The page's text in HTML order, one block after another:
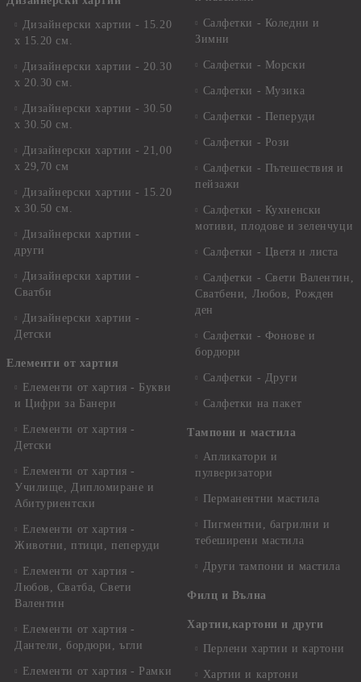
Дизайнерски хартии - 15.20
х 15.20 см.
Дизайнерски хартии - 20.30
х 20.30 см.
Дизайнерски хартии - 30.50
х 30.50 см.
Дизайнерски хартии - 21,00
х 29,70 см
Дизайнерски хартии - 15.20
x 30.50 см.
Дизайнерски хартии -
други
Дизайнерски хартии -
Сватби
Дизайнерски хартии -
Детски
Елементи от хартия
Елементи от хартия - Букви
и Цифри за Банери
Елементи от хартия -
Детски
Елементи от хартия -
Училище, Дипломиране и
Абитуриентски
Елементи от хартия -
Животни, птици, пеперуди
Елементи от хартия -
Любов, Сватба, Свети
Валентин
Елементи от хартия -
Дантели, бордюри, ъгли
Елементи от хартия - Рамки
Салфетки - Коледни и
Зимни
Салфетки - Морски
Салфетки - Музика
Салфетки - Пеперуди
Салфетки - Рози
Салфетки - Пътешествия и
пейзажи
Салфетки - Кухненски
мотиви, плодове и зеленчуци
Салфетки - Цветя и листа
Салфетки - Свети Валентин,
Сватбени, Любов, Рожден
ден
Салфетки - Фонове и
бордюри
Салфетки - Други
Салфетки на пакет
Тампони и мастила
Апликатори и
пулверизатори
Перманентни мастила
Пигментни, багрилни и
тебеширени мастила
Други тампони и мастила
Филц и Вълна
Хартии,картони и други
Перлени хартии и картони
Хартии и картони